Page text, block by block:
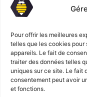
Pour offrir les meilleures
telles que les cookies
appareils. Le fait de
traiter des données telles
uniques sur ce site. Le fait
consentement peut avoir
et fonctions.
Pdans ces
S'abonner
Suivez